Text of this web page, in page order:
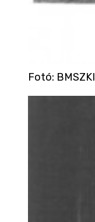
Fotó: BMSZKI